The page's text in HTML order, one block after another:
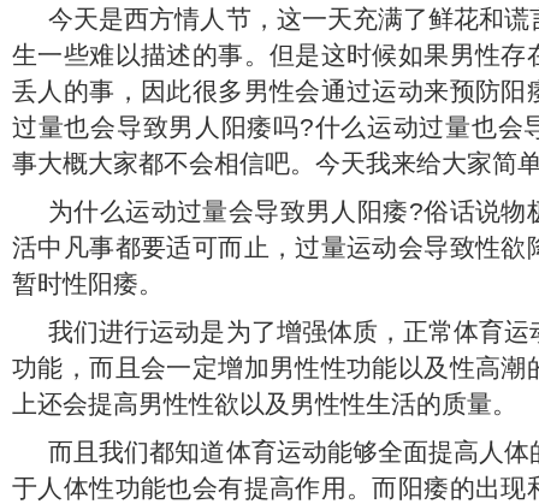
今天是西方情人节，这一天充满了鲜花和
生一些难以描述的事。但是这时候如果男性存
丢人的事，因此很多男性会通过运动来预防阳
过量也会导致男人阳痿吗?什么运动过量也会
事大概大家都不会相信吧。今天我来给大家简
为什么运动过量会导致男人阳痿?俗话说物
活中凡事都要适可而止，过量运动会导致性欲
暂时性阳痿。
我们进行运动是为了增强体质，正常体育
功能，而且会一定增加男性性功能以及性高潮
上还会提高男性性欲以及男性性生活的质量。
而且我们都知道体育运动能够全面提高人
于人体性功能也会有提高作用。而阳痿的出现